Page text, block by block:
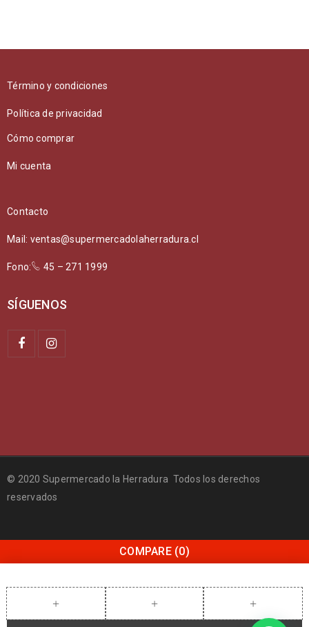
Término y condiciones
Política de privacidad
Cómo comprar
Mi cuenta
Contacto
Mail: ventas@supermercadolaherradura.cl
Fono: 45 – 271 1999
SÍGUENOS
© 2020 Supermercado la Herradura Todos los derechos
reservados
COMPARE (0)